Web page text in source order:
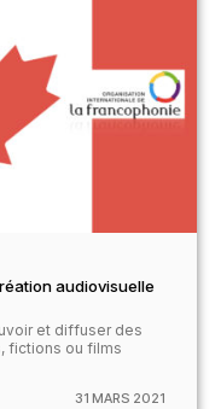
audiovisuelle
et diffuser des
fictions ou films
31 MARS 2021